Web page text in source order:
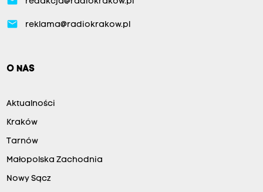
email reklama@radiokrakow.pl
O NAS
Aktualności
Kraków
Tarnów
Małopolska Zachodnia
Nowy Sącz